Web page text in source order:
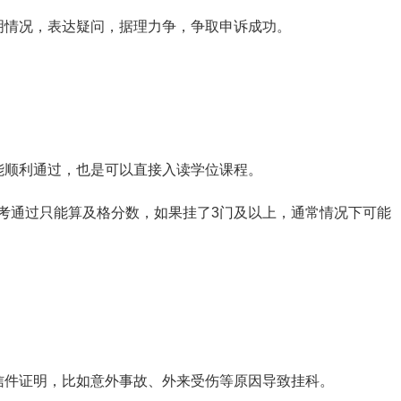
况，表达疑问，据理力争，争取申诉成功。
利通过，也是可以直接入读学位课程。
通过只能算及格分数，如果挂了3门及以上，通常情况下可能
证明，比如意外事故、外来受伤等原因导致挂科。